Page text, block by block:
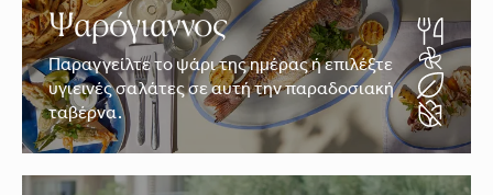
Ψαρόγιαννος
Παραγγείλτε το ψάρι της ημέρας ή επιλέξτε
υγιεινές σαλάτες σε αυτή την παραδοσιακή
ταβέρνα.